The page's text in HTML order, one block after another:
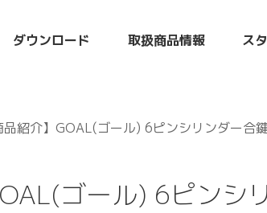
ダウンロード 取扱商品情報 ス
紹介】GOAL(ゴール) 6ピンシリンダー合
ゴール) 6ピン